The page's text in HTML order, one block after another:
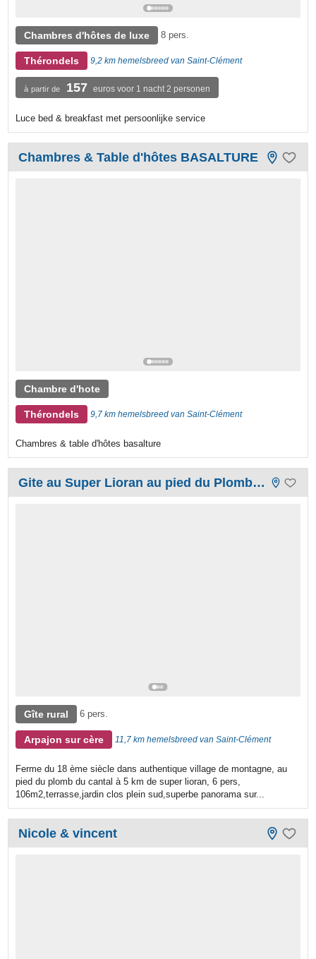
Chambres d'hôtes de luxe 8 pers.
Thérondels 9,2 km hemelsbreed van Saint-Clément
à partir de 157 euros voor 1 nacht 2 personen
Luce bed & breakfast met persoonlijke service
Chambres & Table d'hôtes BASALTURE
Chambre d'hote
Thérondels 9,7 km hemelsbreed van Saint-Clément
Chambres & table d'hôtes basalture
Gite au Super Lioran au pied du Plomb du Cantal
Gîte rural 6 pers.
Arpajon sur cère 11,7 km hemelsbreed van Saint-Clément
Ferme du 18 ème siècle dans authentique village de montagne, au
pied du plomb du cantal à 5 km de super lioran, 6 pers,
106m2,terrasse,jardin clos plein sud,superbe panorama sur...
Nicole & vincent